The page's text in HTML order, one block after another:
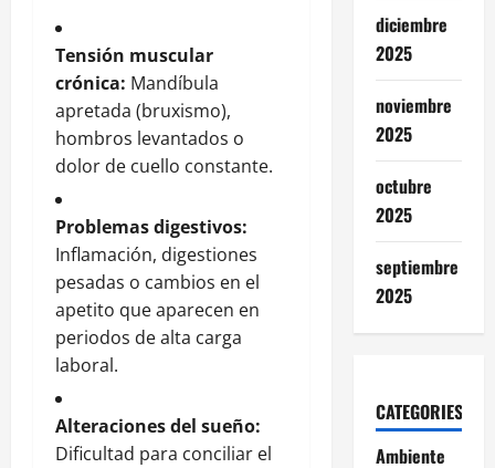
Tensión muscular
crónica: Mandíbula
apretada (bruxismo),
hombros levantados o
dolor de cuello constante.
Problemas digestivos:
Inflamación, digestiones
pesadas o cambios en el
apetito que aparecen en
periodos de alta carga
laboral.
Alteraciones del sueño:
Dificultad para conciliar el
diciembre
2025
noviembre
2025
octubre
2025
septiembre
2025
CATEGORIES
Ambiente